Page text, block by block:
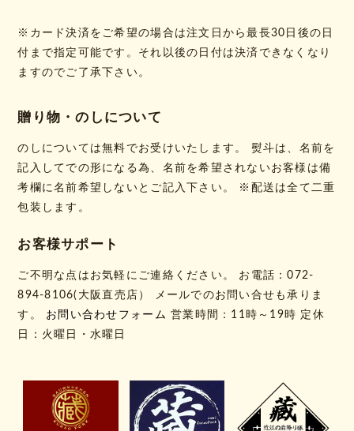
※カード決済をご希望の場合は注文日から最長30日後の日
付まで指定可能です。それ以後の日付は決済できなくなり
ますのでご了承下さい。
贈り物・のしについて
のしについては無料でお受けいたします。 熨斗は、名前を
記入してでの形になる為、名前を希望されないお客様は備
考欄に名前希望しないとご記入下さい。 ※配送は全て二重
包装します。
お客様サポート
ご不明な点はお気軽にご連絡ください。 お電話：072-
894-8106(大阪直売店） メールでのお問い合せも承りま
す。 お問い合わせフォーム 営業時間：11時～19時 定休
日：火曜日・水曜日